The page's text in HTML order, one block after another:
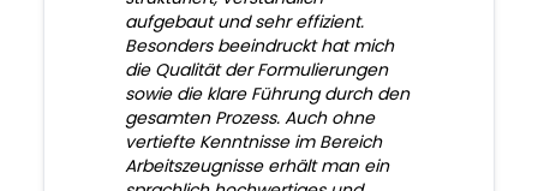
aufgebaut und sehr effizient.
Besonders beeindruckt hat mich
die Qualität der Formulierungen
sowie die klare Führung durch den
gesamten Prozess. Auch ohne
vertiefte Kenntnisse im Bereich
Arbeitszeugnisse erhält man ein